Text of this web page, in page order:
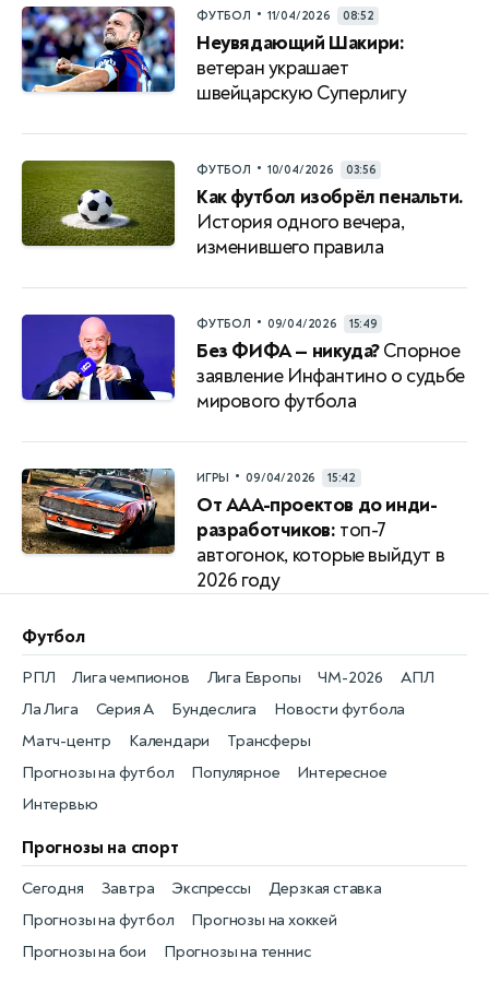
ФУТБОЛ • 11/04/2026 08:52
Неувядающий Шакири:
ветеран украшает
швейцарскую Суперлигу
ФУТБОЛ • 10/04/2026 03:56
Как футбол изобрёл пенальти.
История одного вечера,
изменившего правила
ФУТБОЛ • 09/04/2026 15:49
Без ФИФА — никуда?Спорное
заявление Инфантино о судьбе
мирового футбола
ИГРЫ • 09/04/2026 15:42
От AAA-проектов до инди-
разработчиков: топ-7
автогонок, которые выйдут в
2026 году
Футбол
Новости футбола
РПЛ
Матч-центр
Лига чемпионов
Календари
Лига Европы
Трансферы
ЧМ-2026
Прогнозы на футбол
АПЛ
Популярное
Ла Лига
Интересное
Серия А
Интервью
Бундеслига
Прогнозы на спорт
Прогнозы на футбол
Сегодня
Прогнозы на хоккей
Завтра
Прогнозы на бои
Экспрессы
Прогнозы на теннис
Дерзкая ставка